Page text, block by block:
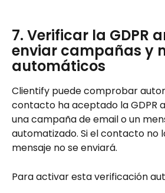
7. Verificar la GDPR
enviar campañas y
automáticos
Clientify puede comprobar
contacto ha aceptado la GDPR
una campaña de email o un
automatizado. Si el contacto no
mensaje no se enviará.
Para activar esta verificación